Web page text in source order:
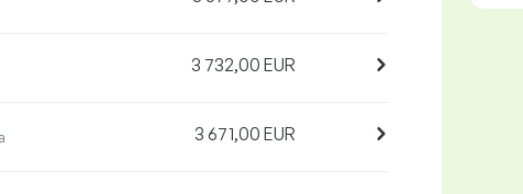
3 732,00 EUR
3 671,00 EUR